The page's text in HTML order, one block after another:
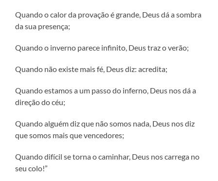
Quando o calor da provação é grande, Deus dá a sombra
da sua presença;
Quando o inverno parece infinito, Deus traz o verão;
Quando não existe mais fé, Deus diz: acredita;
Quando estamos a um passo do inferno, Deus nos dá a
direção do céu;
Quando alguém diz que não somos nada, Deus nos diz
que somos mais que vencedores;
Quando difícil se torna o caminhar, Deus nos carrega no
seu colo!”